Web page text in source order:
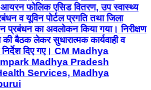
आयरन फोलिक एसिड वितरण, उप स्वास्थ्य
व यूविन पोर्टल प्रगति तथा जिला
प्रबंधन का अवलोकन किया गया। निरीक्षण
बैठक लेकर सुधारात्मक कार्यवाही व
के निर्देश दिए गए। CM Madhya
Madhya Pradesh
Services, Madhya